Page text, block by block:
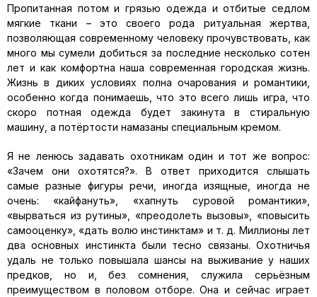
Пропитанная потом и грязью одежда и отбитые седлом
мягкие ткани – это своего рода ритуальная жертва,
позволяющая современному человеку прочувствовать, как
много мы сумели добиться за последние несколько сотен
лет и как комфортна наша современная городская жизнь.
Жизнь в диких условиях полна очарования и романтики,
особенно когда понимаешь, что это всего лишь игра, что
скоро потная одежда будет закинута в стиральную
машину, а потёртости намазаны специальным кремом.
Я не ленюсь задавать охотникам один и тот же вопрос:
«Зачем они охотятся?». В ответ приходится слышать
самые разные фигуры речи, иногда изящные, иногда не
очень: «кайфануть», «хапнуть суровой романтики»,
«вырваться из рутины», «преодолеть вызовы», «повысить
самооценку», «дать волю инстинктам» и т. д. Миллионы лет
два основных инстинкта были тесно связаны. Охотничья
удаль не только повышала шансы на выживание у наших
предков, но и, без сомнения, служила серьёзным
преимуществом в половом отборе. Она и сейчас играет